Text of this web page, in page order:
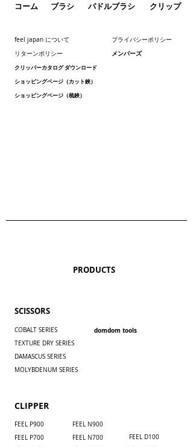
コーム ブラシ パドルブラシ クリップ
feel japan について
リターンポリシー
プライバシーポリシー
メンバーズ
クリッパーカタログ ダウンロード
ショッピングページ（カット鋏）
ショッピングページ（梳鋏）
PRODUCTS
SCISSORS
COBALT SERIES domdom tools
TEXTURE DRY SERIES
DAMASCUS SERIES
MOLYBDENUM SERIES
CLIPPER
FEEL P900
FEEL P700
​FEEL N900
​FEEL N700
FEEL D100